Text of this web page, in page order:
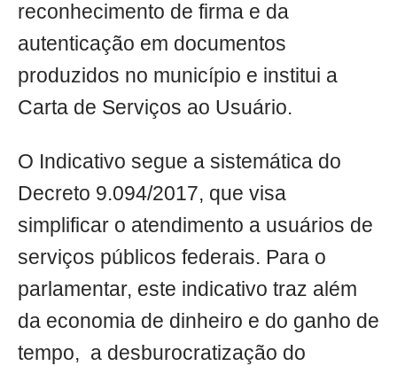
reconhecimento de firma e da
autenticação em documentos
produzidos no município e institui a
Carta de Serviços ao Usuário.
O Indicativo segue a sistemática do
Decreto 9.094/2017, que visa
simplificar o atendimento a usuários de
serviços públicos federais. Para o
parlamentar, este indicativo traz além
da economia de dinheiro e do ganho de
tempo, a desburocratização do